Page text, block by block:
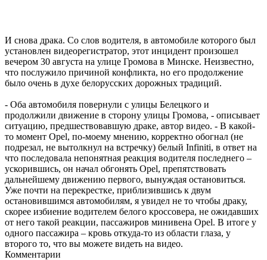
И снова драка. Со слов водителя, в автомобиле которого был
установлен видеорегистратор, этот инцидент произошел
вечером 30 августа на улице Громова в Минске. Неизвестно,
что послужило причиной конфликта, но его продолжение
было очень в духе белорусских дорожных традиций.
- Оба автомобиля повернули с улицы Белецкого и
продолжили движение в сторону улицы Громова, - описывает
ситуацию, предшествовавшую драке, автор видео. - В какой-
то момент Opel, по-моему мнению, корректно обогнал (не
подрезал, не вытолкнул на встречку) белый Infiniti, в ответ на
что последовала непонятная реакция водителя последнего –
ускорившись, он начал обгонять Opel, препятствовать
дальнейшему движению первого, вынуждая остановиться.
Уже почти на перекрестке, приблизившись к двум
остановившимся автомобилям, я увидел не то чтобы драку,
скорее избиение водителем белого кроссовера, не ожидавших
от него такой реакции, пассажиров минивена Opel. В итоге у
одного пассажира – кровь откуда-то из области глаза, у
второго то, что вы можете видеть на видео.
Комментарии